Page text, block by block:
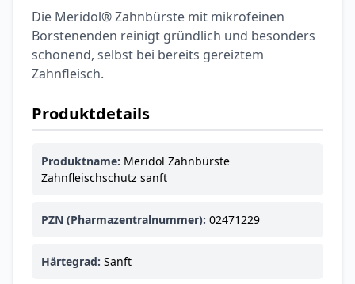
TestzentrumArzneimittel
&
Gesundheit
Hygiene &
Haushalt
Baby &
Familie
Sanitätshaus
Products
Durex Gefühlsecht
Classic Kondome
Durex Play Feel
6,74 €
Die Meridol® Zahnbürste mit mikrofeinen
Borstenenden reinigt gründlich und besonders
schonend, selbst bei bereits gereiztem
Zahnfleisch.
Produktdetails
Produktname: Meridol Zahnbürste
Zahnfleischschutz sanft
PZN (Pharmazentralnummer): 02471229
Härtegrad: Sanft